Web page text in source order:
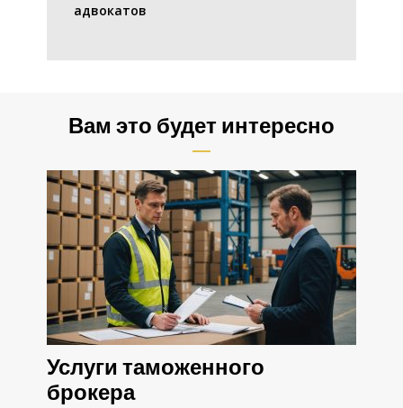
адвокатов
Вам это будет интересно
Услуги таможенного
брокера